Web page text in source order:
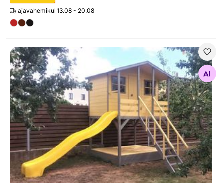
ajavahemikul 13.08 - 20.08
Liumägi Star 295 cm
Otsi sarnaseid